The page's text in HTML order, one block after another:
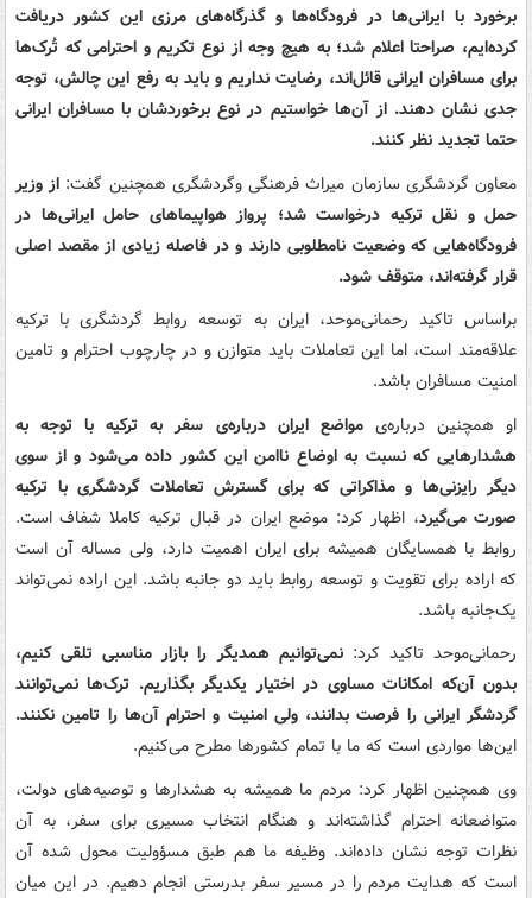
برخورد با ایرانی‌ها در فرودگاه‌ها و گذرگاه‌های مرزی این کشور دریافت
کرده‌ایم، صراحتا اعلام شد؛ به هیچ وجه از نوع تکریم و احترامی که تُرک‌ها
برای مسافران ایرانی قائل‌اند، رضایت نداریم و باید به رفع این چالش، توجه
جدی نشان دهند. از آن‌ها خواستیم در نوع برخوردشان با مسافران ایرانی
حتما تجدید نظر کنند.
معاون گردشگری سازمان میراث فرهنگی وگردشگری همچنین گفت: از وزیر
حمل و نقل ترکیه درخواست شد؛ پرواز هواپیماهای حامل ایرانی‌ها در
فرودگاه‌هایی که وضعیت نامطلوبی دارند و در فاصله زیادی از مقصد اصلی
قرار گرفته‌اند، متوقف شود.
براساس تاکید رحمانی‌موحد، ایران به توسعه روابط گردشگری با ترکیه
علاقه‌مند است، اما این تعاملات باید متوازن و در چارچوب احترام و تامین
امنیت مسافران باشد.
او همچنین درباره‌یمواضع ایران درباره‌ی سفر به ترکیه با توجه به
هشدارهایی که نسبت به اوضاع ناامن این کشور داده می‌شود و از سوی
دیگر رایزنی‌ها و مذاکراتی که برای گسترش تعاملات گردشگری با ترکیه
صورت می‌گیرد، اظهار کرد: موضع ایران در قبال ترکیه کاملا شفاف است.
روابط با همسایگان همیشه برای ایران اهمیت دارد، ولی مساله آن است
که اراده برای تقویت و توسعه روابط باید دو جانبه باشد. این اراده نمی‌تواند
یک‌جانبه باشد.
رحمانی‌موحد تاکید کرد:نمی‌توانیم همدیگر را بازار مناسبی تلقی کنیم،
بدون آن‌که امکانات مساوی در اختیار یکدیگر بگذاریم. ترک‌ها نمی‌توانند
گردشگر ایرانی را فرصت بدانند، ولی امنیت و احترام آن‌ها را تامین نکنند.
این‌ها مواردی است که ما با تمام کشورها مطرح می‌کنیم.
وی همچنین اظهار کرد:‌ مردم ما همیشه به هشدارها و توصیه‌های دولت،
متواضعانه احترام گذاشته‌اند و هنگام انتخاب مسیری برای سفر، به آن
نظرات توجه نشان داده‌اند. وظیفه ما هم طبق مسؤولیت محول شده آن
است که هدایت مردم را در مسیر سفر بدرستی انجام دهیم. در این میان